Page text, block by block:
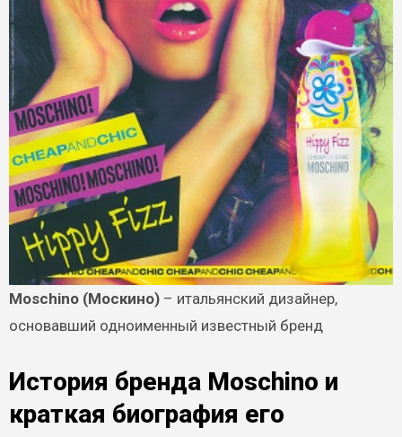
Moschino (Москино)– итальянский дизайнер,
основавший одноименный известный бренд
История бренда Moschino и
краткая биография его